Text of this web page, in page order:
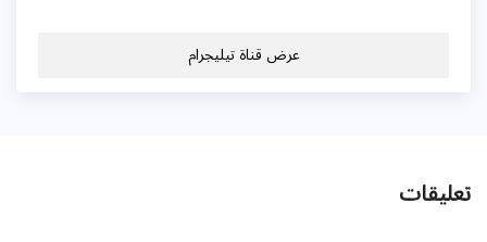
عرض قناة تيليجرام
تعليقات